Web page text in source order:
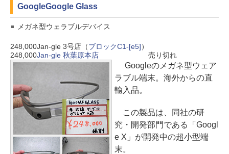
GoogleGoogle Glass
メガネ型ウェラブルデバイス
248,000Jan-gle 3号店（ブロックC1-[e5]）
248,000Jan-gle 秋葉原本店 売り切れ
Googleのメガネ型ウェア
ラブル端末。海外からの直
輸入品。
この製品は、同社の研
究・開発部門である「Googl
e X」が開発中の超小型端
末。